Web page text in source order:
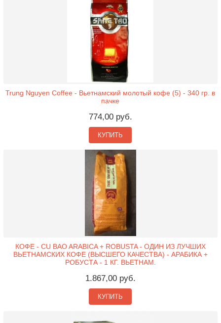
Trung Nguyen Coffee - Вьетнамский молотый кофе (5) - 340 гр. в
пачке
774,00 руб.
КУПИТЬ
КОФЕ - CU BAO ARABICA + ROBUSTA - ОДИН ИЗ ЛУЧШИХ
ВЬЕТНАМСКИХ КОФЕ (ВЫСШЕГО КАЧЕСТВА) - АРАБИКА +
РОБУСТА - 1 КГ. ВЬЕТНАМ.
1.867,00 руб.
КУПИТЬ